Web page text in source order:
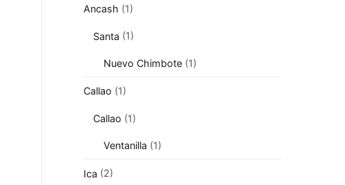
Ancash (1)
Santa (1)
Nuevo Chimbote(1)
Callao (1)
Callao (1)
Ventanilla (1)
Ica (2)